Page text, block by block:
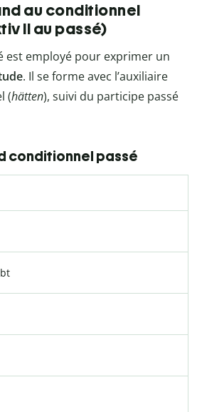
au conditionnel
II au passé)
est employé pour exprimer un
. Il se forme avec l’auxiliaire
(hätten), suivi du participe passé
conditionnel passé